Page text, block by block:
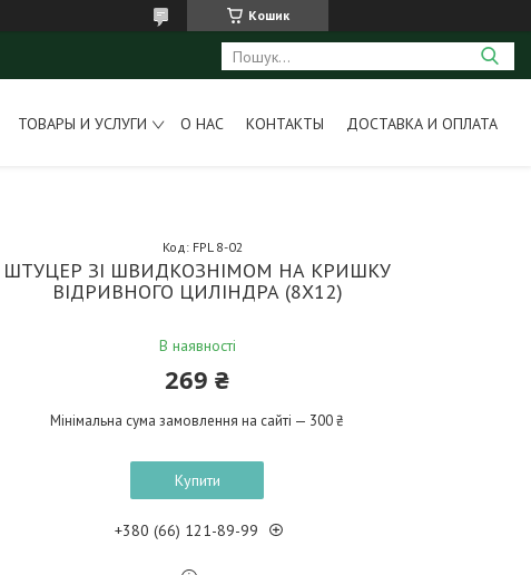
Кошик
ТОВАРЫ И УСЛУГИ О НАС КОНТАКТЫ ДОСТАВКА И ОПЛАТА
ШТУЦЕР ЗІ ШВИДКОЗНІМОМ НА КРИШКУ
ВІДРИВНОГО ЦИЛІНДРА (8Х12)
В наявності
Код: FPL 8-02
269 ₴
Мінімальна сума замовлення на сайті — 300 ₴
Купити
+380 (66) 121-89-99